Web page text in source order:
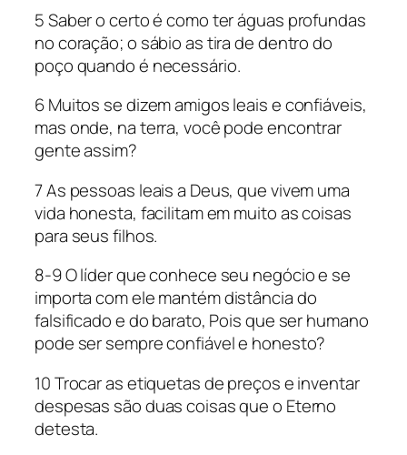
5 Saber o certo é como ter águas profundas
no coração; o sábio as tira de dentro do
poço quando é necessário.
6 Muitos se dizem amigos leais e confiáveis,
mas onde, na terra, você pode encontrar
gente assim?
7 As pessoas leais a Deus, que vivem uma
vida honesta, facilitam em muito as coisas
para seus filhos.
8-9 O líder que conhece seu negócio e se
importa com ele mantém distância do
falsificado e do barato, Pois que ser humano
pode ser sempre confiável e honesto?
10 Trocar as etiquetas de preços e inventar
despesas são duas coisas que o Eterno
detesta.